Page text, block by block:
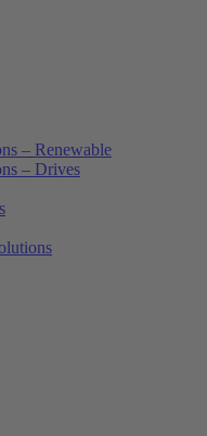
– Renewable
– Drives